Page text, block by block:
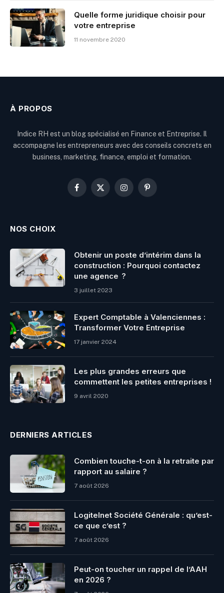
Quelle forme juridique choisir pour
votre entreprise
11 novembre 2020
À PROPOS
Indice RH est un blog spécialisé en Finance et Entreprise. Il
accompagne les entrepreneurs avec des conseils concrets en
business, marketing, finance, emploi et formation.
Facebook
X
InstagramPinterest
NOS CHOIX
Obtenir un poste d’intérim dans la
construction : Pourquoi contactez
une agence ?
3 juillet 2023
Expert Comptable à Valenciennes :
Transformer Votre Entreprise
17 janvier 2024
Les plus grandes erreurs que
commettent les petites entreprises !
9 avril 2020
DERNIERS ARTICLES
Combien touche-t-on à la retraite par
rapport au salaire ?
7 août 2026
Logitelnet Société Générale : qu’est-
ce que c’est ?
7 août 2026
Peut-on toucher un rappel de l’AAH
en 2026 ?